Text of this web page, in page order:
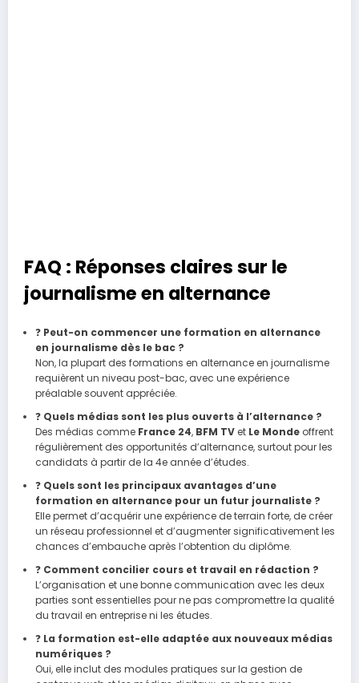
FAQ : Réponses claires sur le
journalisme en alternance
❓ Peut-on commencer une formation en alternance
en journalisme dès le bac ?
Non, la plupart des formations en alternance en journalisme
requièrent un niveau post-bac, avec une expérience
préalable souvent appréciée.
❓ Quels médias sont les plus ouverts à l’alternance ?
Des médias comme France 24, BFM TVet Le Mondeoffrent
régulièrement des opportunités d’alternance, surtout pour les
candidats à partir de la 4e année d’études.
❓ Quels sont les principaux avantages d’une
formation en alternance pour un futur journaliste ?
Elle permet d’acquérir une expérience de terrain forte, de créer
un réseau professionnel et d’augmenter significativement les
chances d’embauche après l’obtention du diplôme.
❓ Comment concilier cours et travail en rédaction ?
L’organisation et une bonne communication avec les deux
parties sont essentielles pour ne pas compromettre la qualité
du travail en entreprise ni les études.
❓ La formation est-elle adaptée aux nouveaux médias
numériques ?
Oui, elle inclut des modules pratiques sur la gestion de